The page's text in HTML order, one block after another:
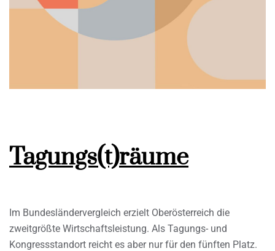
Tagungs(t)räume
Im Bundesländervergleich erzielt Oberösterreich die
zweitgrößte Wirtschaftsleistung. Als Tagungs- und
Kongressstandort reicht es aber nur für den fünften Platz.